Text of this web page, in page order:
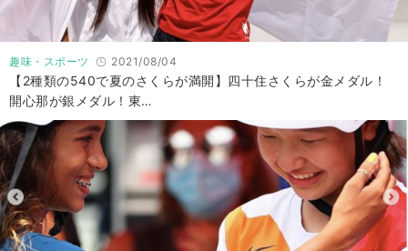
趣味・スポーツ 2021/08/04
【2種類の540で夏のさくらが満開】四十住さくらが金メダル！
開心那が銀メダル！東…